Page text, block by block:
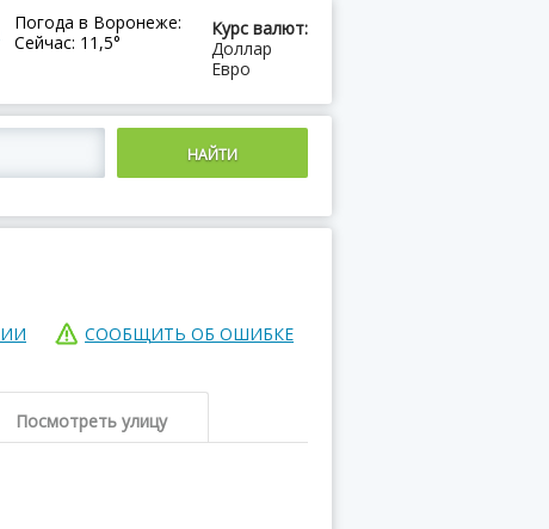
Курс валют:
Доллар
Евро
Погода в Воронеже:
Сейчас: 11,5°
СООБЩИТЬ ОБ ОШИБКЕ
Посмотреть улицу